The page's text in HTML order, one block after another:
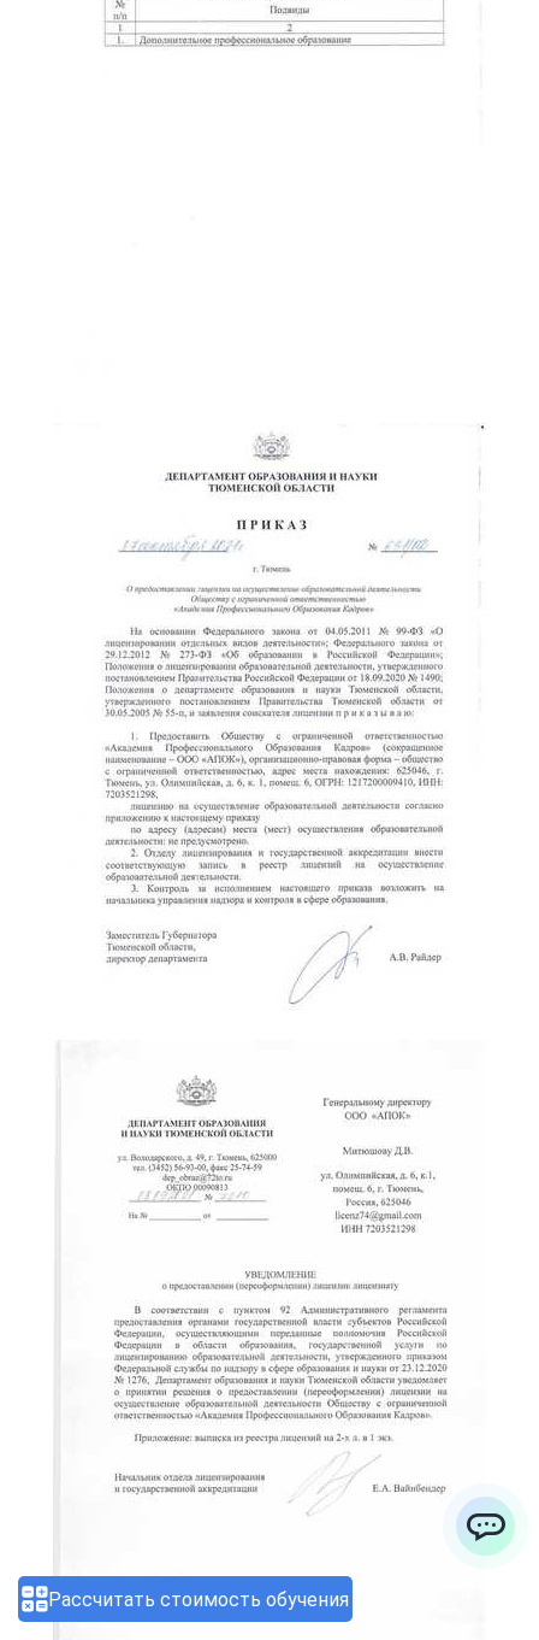
Рассчитать стоимость обучения
ChatApp
Мессенджеры
Свяжитесь с нами через любой удобный мессенджер!
Telegram WhatsApp
Vkontakte EMail
Max